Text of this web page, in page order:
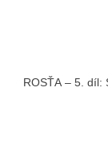
ROSŤA – 5. díl: